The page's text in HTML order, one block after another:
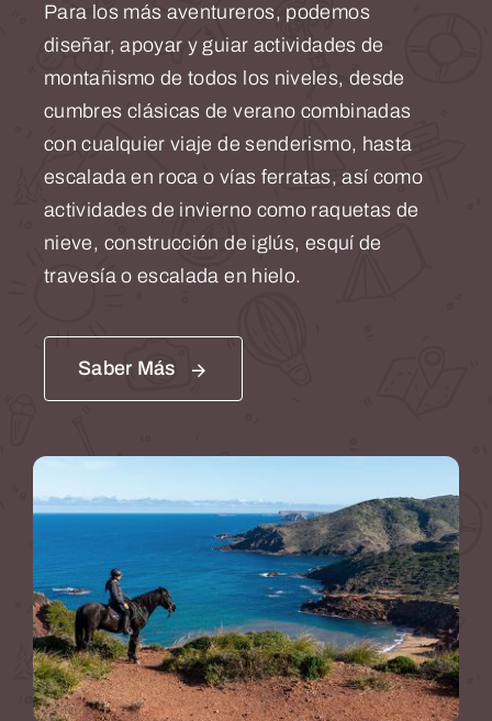
Para los más aventureros, podemos
diseñar, apoyar y guiar actividades de
montañismo de todos los niveles, desde
cumbres clásicas de verano combinadas
con cualquier viaje de senderismo, hasta
escalada en roca o vías ferratas, así como
actividades de invierno como raquetas de
nieve, construcción de iglús, esquí de
travesía o escalada en hielo.
Saber Más